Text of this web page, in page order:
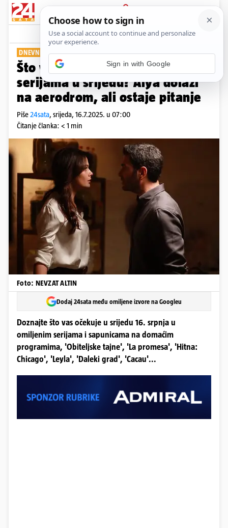
PRIJAVA
Show Komentari
DNEVNI PREGLED
Što vas čeka u vašim najdražim
serijama u srijedu? Alya dolazi
na aerodrom, ali ostaje pitanje
Piše24sata, srijeda, 16.7.2025. u 07:00
Čitanje članka: < 1 min
Foto: NEVZAT ALTIN
Dodaj 24sata među omiljene izvore na Googleu
Doznajte što vas očekuje u srijedu 16. srpnja u
omiljenim serijama i sapunicama na domaćim
programima, 'Obiteljske tajne', 'La promesa', 'Hitna:
Chicago', 'Leyla', 'Daleki grad', 'Cacau'...
Sign in with Google